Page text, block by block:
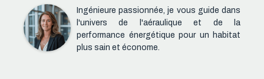
Ingénieure passionnée, je vous guide dans
l'univers de l'aéraulique et de la
performance énergétique pour un habitat
plus sain et économe.